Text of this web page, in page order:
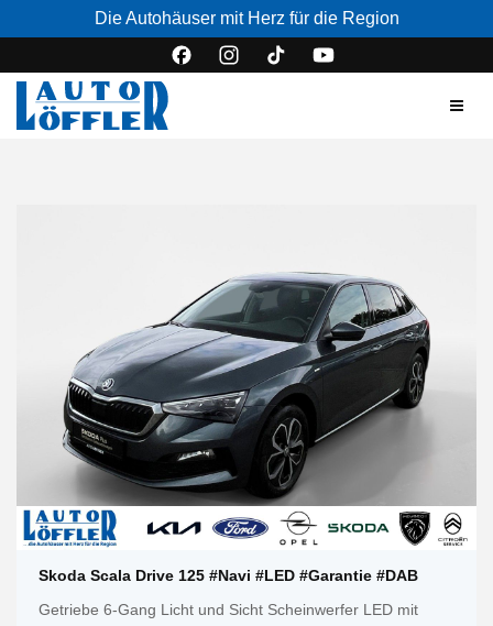
Die Autohäuser mit Herz für die Region
Skoda Scala Drive 125 #Navi #LED #Garantie #DAB
Getriebe 6-Gang Licht und Sicht Scheinwerfer LED mit